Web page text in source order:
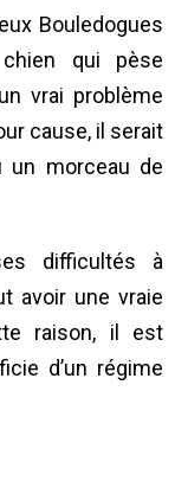
Bouledogues
qui pèse
vrai problème
cause, il serait
un morceau de
difficultés à
avoir une vraie
raison, il est
d’un régime